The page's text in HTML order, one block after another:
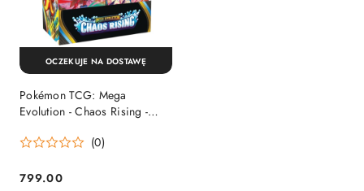
Pokémon TCG: Mega
Evolution - Chaos Rising -
(0)
Cena:
799.00
OCZEKUJE NA DOSTAWĘ